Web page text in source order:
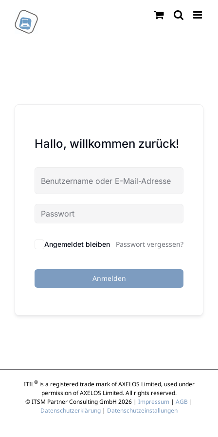
Inhalt
springen
Hallo, willkommen zurück!
Angemeldet bleiben Passwort vergessen?
Anmelden
ITIL®is a registered trade mark of AXELOS Limited, used under
permission of AXELOS Limited. All rights reserved.
© ITSM Partner Consulting GmbH 2026 | Impressum | AGB |
Datenschutzerklärung | Datenschutzeinstallungen